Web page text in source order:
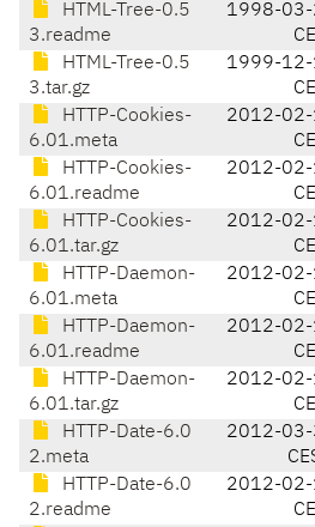
HTML-Tree-0.5
3.readme
1998-
HTML-Tree-0.5
3.tar.gz
1999-
HTTP-Cookies-
6.01.meta
2012-
HTTP-Cookies-
6.01.readme
2012-
HTTP-Cookies-
6.01.tar.gz
2012-
HTTP-Daemon-
6.01.meta
2012-
HTTP-Daemon-
6.01.readme
2012-
HTTP-Daemon-
6.01.tar.gz
2012-
HTTP-Date-6.0
2.meta
2012-
HTTP-Date-6.0
2.readme
2012-